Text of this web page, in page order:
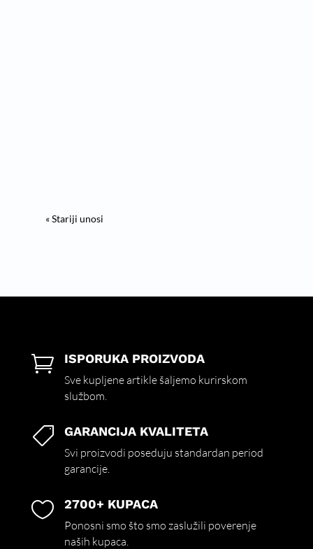
« Stariji unosi
 ISPORUKA PROIZVODA
Sve kupljene artikle šaljemo kurirskom
službom.
 GARANCIJA KVALITETA
Svi proizvodi poseduju standardan period
garancije.
 2700+ KUPACA
Ponosni smo što smo zaslužili poverenje
naših kupaca.